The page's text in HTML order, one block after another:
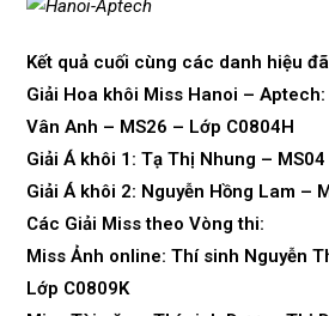
Kết quả cuối cùng các danh hiệu
Giải Hoa khôi Miss Hanoi –
Vân Anh – MS26 – Lớp C0804H
Giải Á khôi 1: Tạ Thị Nhung –
Giải Á khôi 2: Nguyễn Hồng Lam –
Các Giải Miss theo Vòng thi:
Miss Ảnh online: Thí sinh Nguyễn
Lớp C0809K